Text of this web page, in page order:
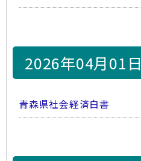
2026年04月01日
青森県社会経済白書